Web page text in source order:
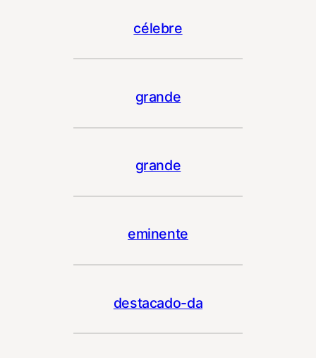
célebre
grande
grande
eminente
destacado-da